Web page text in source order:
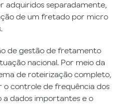
adquiridos separadamente,
de um fretado por micro
de gestão de fretamento
nacional. Por meio da
de roteirização completo,
o controle de frequência dos
a dados importantes e o